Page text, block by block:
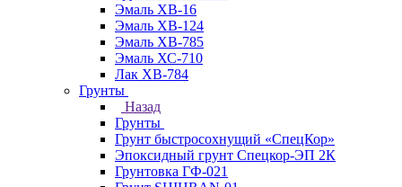
Эмаль ХВ-16
Эмаль ХВ-124
Эмаль ХВ-785
Эмаль ХС-710
Лак ХВ-784
Грунты
Назад
Грунты
Грунт быстросохнущий «СпецКор»
Эпоксидный грунт Спецкор-ЭП 2К
Грунтовка ГФ-021